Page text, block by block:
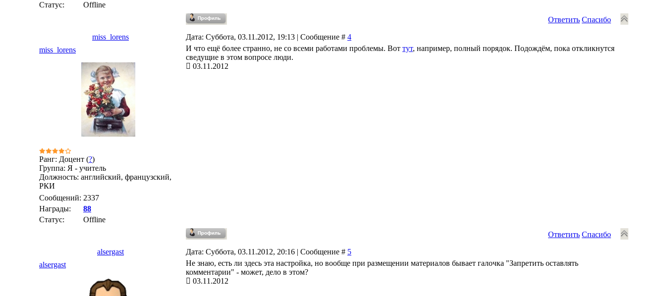
Статус:
Offline
Ответить Спасибо
miss_lorens Дата: Суббота, 03.11.2012, 19:13 | Сообщение # 4
miss_lorens
Ранг: Доцент (?)
Группа: Я - учитель
Должность: английский, французский,
РКИ
Сообщений: 2337
Награды:
88
Статус:
Offline
И что ещё более странно, не со всеми работами проблемы. Вот тут, например, полный порядок. Подождём, пока откликнутся
сведущие в этом вопросе люди.
03.11.2012
Ответить Спасибо
alsergast Дата: Суббота, 03.11.2012, 20:16 | Сообщение # 5
alsergast
Не знаю, есть ли здесь эта настройка, но вообще при размещении материалов бывает галочка "Запретить оставлять
комментарии" - может, дело в этом?
03.11.2012